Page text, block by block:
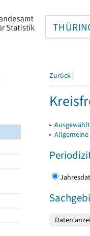
Zurück |
▸
▸